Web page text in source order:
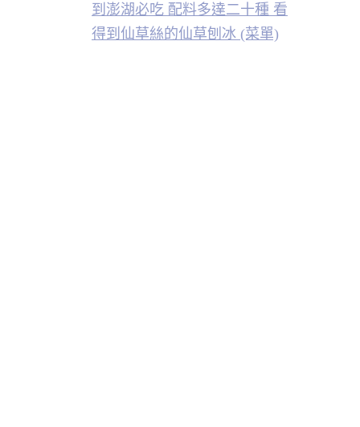
到澎湖必吃 配料多達二十種 看
得到仙草絲的仙草刨冰 (菜單)